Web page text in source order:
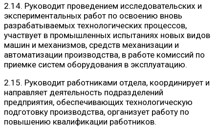
2.14. Руководит проведением исследовательских и
экспериментальных работ по освоению вновь
разрабатываемых технологических процессов,
участвует в промышленных испытаниях новых видов
машин и механизмов, средств механизации и
автоматизации производства, в работе комиссий по
приемке систем оборудования в эксплуатацию.
2.15. Руководит работниками отдела, координирует и
направляет деятельность подразделений
предприятия, обеспечивающих технологическую
подготовку производства, организует работу по
повышению квалификации работников.